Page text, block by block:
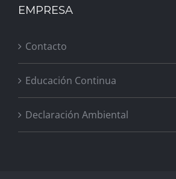
EMPRESA
Contacto
Educación Continua
Declaración Ambiental